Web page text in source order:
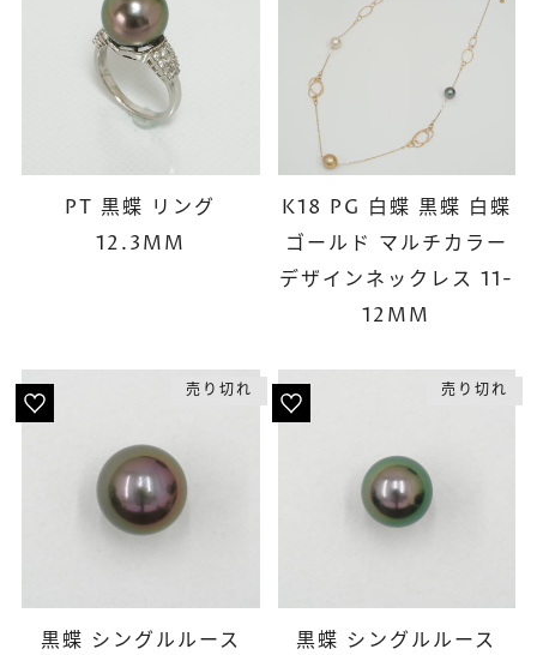
PT 黒蝶 リング
12.3MM
K18 PG 白蝶 黒蝶 白蝶
ゴールド マルチカラー
デザインネックレス 11-
12MM
売り切れ
黒蝶 シングルルース
売り切れ
黒蝶 シングルルース